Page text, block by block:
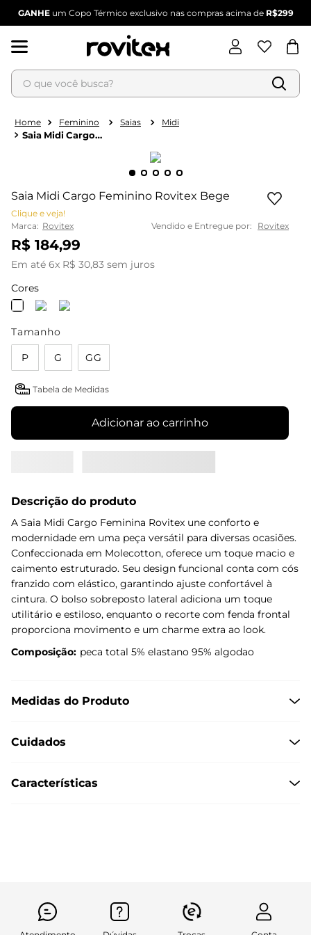
GANHEum Copo Térmico exclusivo nas compras acima de R$299
O que você busca?
Feminino Saias Midi
Saia Midi Cargo
Saia Midi Cargo Feminino Rovitex Bege
Clique e veja!
Marca: Rovitex Vendido e Entregue por: Rovitex
R$ 184,99
Em até 6x R$ 30,83 sem juros
Cores
Tamanho
P G GG
Tabela de Medidas
Adicionar ao carrinho
Descrição do produto
A Saia Midi Cargo Feminina Rovitex une conforto e
modernidade em uma peça versátil para diversas ocasiões.
Confeccionada em Molecotton, oferece um toque macio e
caimento estruturado. Seu design funcional conta com cós
franzido com elástico, garantindo ajuste confortável à
cintura. O bolso sobreposto lateral adiciona um toque
utilitário e estiloso, enquanto o recorte com fenda frontal
proporciona movimento e um charme extra ao look.
Composição: peca total 5% elastano 95% algodao
Medidas do Produto
Cuidados
Características
Termos mais buscados
4º
dianna
5º
calça feminina
6º conjunto feminino